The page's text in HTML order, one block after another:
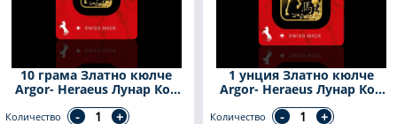
10 грама Златно кюлче
Argor- Heraeus Лунар Кон
2026
Количество
1 унция Златно кюлче
Argor- Heraeus Лунар Кон
2026
Количество